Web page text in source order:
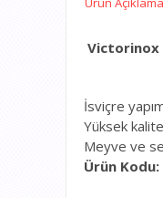
​Victorinox
İsviçre
Yüksek
Meyve ve
Ürün Kodu: